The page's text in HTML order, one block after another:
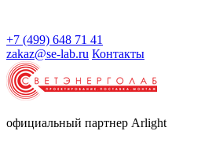
+7 (499) 648 71 41
zakaz@se-lab.ru Контакты
официальный партнер Arlight